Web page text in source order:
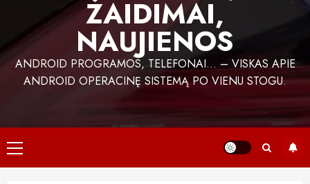
ŽAIDIMAI,
NAUJIENOS
ANDROID PROGRAMOS, TELEFONAI… – VISKAS APIE
ANDROID OPERACINĘ SISTEMĄ PO VIENU STOGU.
Primary
Menu